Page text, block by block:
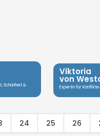
Schönheit &
Viktoria
von
Expertin für
24 25 26